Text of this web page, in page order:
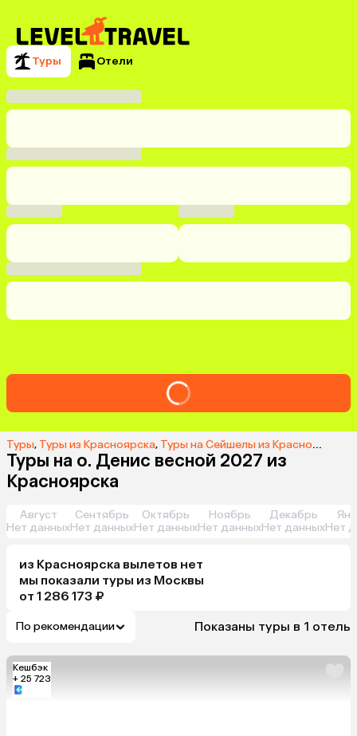
Туры Отели
Туры, Туры из Красноярска, Туры на Сейшелы из Красноярска
Туры на о. Денис весной 2027 из
Красноярска
Август
Нет данных
Сентябрь
Нет данных
Октябрь
Нет данных
Ноябрь
Нет данных
Декабрь
Нет данныхНет
из Красноярска вылетов нет
мы показали туры из Москвы
от 1 286 173 ₽
По рекомендации Показаны туры в 1 отель
Кешбэк
+ 25 723